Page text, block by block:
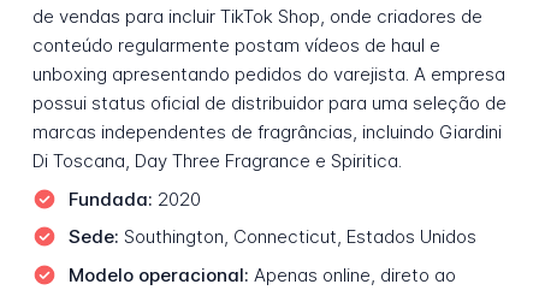
de vendas para incluir TikTok Shop, onde criadores de
conteúdo regularmente postam vídeos de haul e
unboxing apresentando pedidos do varejista. A empresa
possui status oficial de distribuidor para uma seleção de
marcas independentes de fragrâncias, incluindo Giardini
Di Toscana, Day Three Fragrance e Spiritica.
Fundada: 2020
Sede: Southington, Connecticut, Estados Unidos
Modelo operacional: Apenas online, direto ao